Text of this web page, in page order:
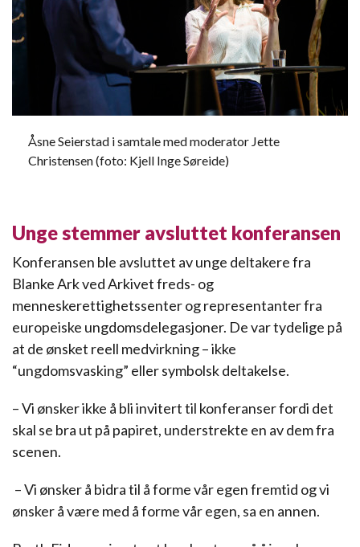
Åsne Seierstad i samtale med moderator Jette
Christensen (foto: Kjell Inge Søreide)
Unge stemmer avsluttet konferansen
Konferansen ble avsluttet av unge deltakere fra
Blanke Ark ved Arkivet freds- og
menneskerettighetssenter og representanter fra
europeiske ungdomsdelegasjoner. De var tydelige på
at de ønsket reell medvirkning – ikke
“ungdomsvasking” eller symbolsk deltakelse.
– Vi ønsker ikke å bli invitert til konferanser fordi det
skal se bra ut på papiret, understrekte en av dem fra
scenen.
– Vi ønsker å bidra til å forme vår egen fremtid og vi
ønsker å være med å forme vår egen, sa en annen.